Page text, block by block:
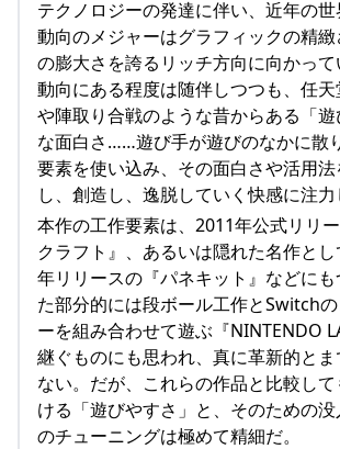
テクノロジーの発達に伴い、近年の
動向のメジャーはグラフィックの精
の膨大さを誇るリッチ方向に向かっ
動向にある程度は随伴しつつも、任
や陣取り合戦のような昔からある「
な面白さ……遊び手が遊びのなかに散
要素を使い込み、その面白さや活用
し、創造し、逸脱していく快感に注力
本作の工作要素は、2011年公式リリ
クラフト』、あるいは隠れた名作と
年リリースの『パネキット』などにも
た部分的には段ボール工作とSwitch
ーを組み合わせて遊ぶ『NINTENDO
継ぐものにも思われ、真に革新的と
ない。だが、これらの作品と比較し
ける「遊びやすさ」と、そのための
のチューニングは極めて精細だ。